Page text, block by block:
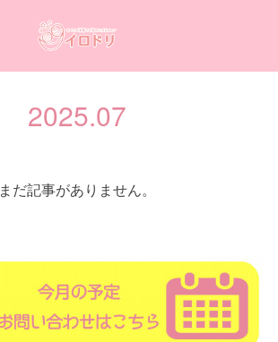
2025.07
まだ記事がありません。